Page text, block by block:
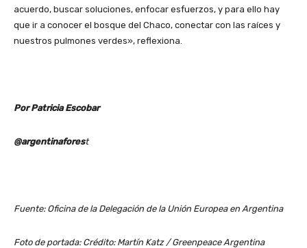
acuerdo, buscar soluciones, enfocar esfuerzos, y para ello hay
que ir a conocer el bosque del Chaco, conectar con las raíces y
nuestros pulmones verdes», reflexiona.
Por Patricia Escobar
@argentinaforest
Fuente: Oficina de la Delegación de la Unión Europea en Argentina
Foto de portada: Crédito: Martín Katz / Greenpeace Argentina